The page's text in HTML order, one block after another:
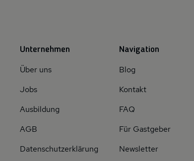
Unternehmen
Über uns
Jobs
Ausbildung
AGB
Datenschutzerklärung
Navigation
Blog
Kontakt
FAQ
Für Gastgeber
Newsletter